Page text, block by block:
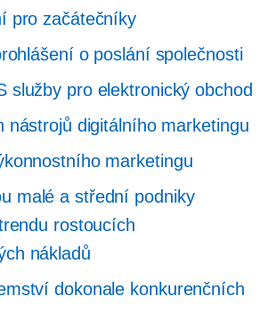
pro začátečníky
o poslání společnosti
služby pro elektronický obchod
nástrojů digitálního marketingu
marketingu
malé a střední podniky
rostoucích
nákladů
dokonale konkurenčních